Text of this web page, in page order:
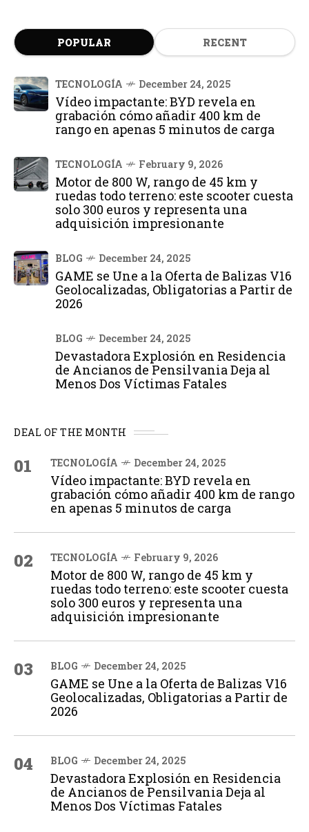
POPULAR RECENT
TECNOLOGÍA December 24, 2025
Vídeo impactante: BYD revela en
grabación cómo añadir 400 km de
rango en apenas 5 minutos de carga
TECNOLOGÍA February 9, 2026
Motor de 800 W, rango de 45 km y
ruedas todo terreno: este scooter cuesta
solo 300 euros y representa una
adquisición impresionante
BLOG December 24, 2025
GAME se Une a la Oferta de Balizas V16
Geolocalizadas, Obligatorias a Partir de
2026
BLOG December 24, 2025
Devastadora Explosión en Residencia
de Ancianos de Pensilvania Deja al
Menos Dos Víctimas Fatales
DEAL OF THE MONTH
01 TECNOLOGÍA December 24, 2025
Vídeo impactante: BYD revela en
grabación cómo añadir 400 km de rango
en apenas 5 minutos de carga
02 TECNOLOGÍA February 9, 2026
Motor de 800 W, rango de 45 km y
ruedas todo terreno: este scooter cuesta
solo 300 euros y representa una
adquisición impresionante
03 BLOG December 24, 2025
GAME se Une a la Oferta de Balizas V16
Geolocalizadas, Obligatorias a Partir de
2026
04 BLOG December 24, 2025
Devastadora Explosión en Residencia
de Ancianos de Pensilvania Deja al
Menos Dos Víctimas Fatales